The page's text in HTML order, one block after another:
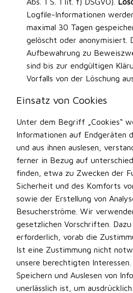
Logfile-Informationen
maximal 30 Tagen
gelöscht oder anonymisiert.
Aufbewahrung zu
sind bis zur endgültigen
Vorfalls von der Löschung
Einsatz von Cookies
Unter dem Begriff „Cookies“
Informationen auf Endgeräten
und aus ihnen auslesen,
ferner in Bezug auf
finden, etwa zu Zwecken der
Sicherheit und des Komforts
sowie der Erstellung von
Besucherströme. Wir
gesetzlichen Vorschriften.
erforderlich, vorab die
Ist eine Zustimmung nicht
unsere berechtigten
Speichern und Auslesen von
unerlässlich ist, um